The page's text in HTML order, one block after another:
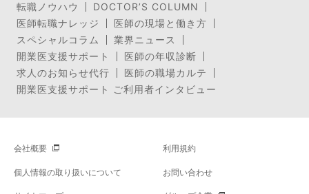
転職ノウハウ
DOCTOR’S COLUMN
医師転職ナレッジ
医師の現場と働き方
スペシャルコラム
業界ニュース
開業医支援サポート
医師の年収診断
求人のお知らせ代行
医師の職場カルテ
開業医支援サポート ご利用者インタビュー
会社概要 利用規約
個人情報の取り扱いについて お問い合わせ